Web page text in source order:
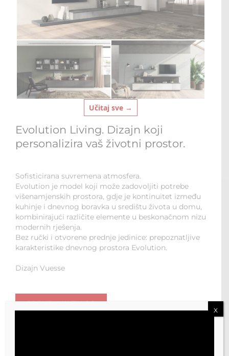
Učitaj sve →
Evolution Living. Dizajn koji
personalizira vaš životni prostor.
Sofisticirana suvremena atmosfera.
Evolution je model koji može zadovoljiti potrebe
višenamjenskih prostora, gdje je kontinuitet između
kuhinje i dnevnog boravka u središtu života u domu,
kombinirajući različite elemente u beskonačnom nizu
modernih rješenja.
Bez ručki i otvorene prednje jedinice: prepoznatljive
karakteristike dnevnog prostora Evolution.
Dizajn Vuesse
PREUZMI KATALOG
X